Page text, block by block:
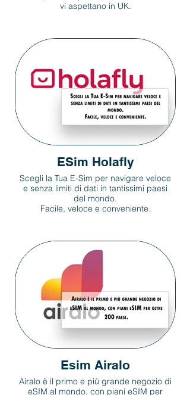
vi aspettano in UK.
ESim Holafly
Scegli la Tua E-Sim per navigare veloce
e senza limiti di dati in tantissimi paesi
del mondo.
Facile, veloce e conveniente.
Esim Airalo
Airalo è il primo e più grande negozio di
eSIM al mondo, con piani eSIM per